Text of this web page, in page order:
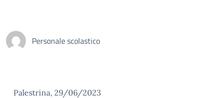
Personale scolastico
Palestrina, 29/06/2023